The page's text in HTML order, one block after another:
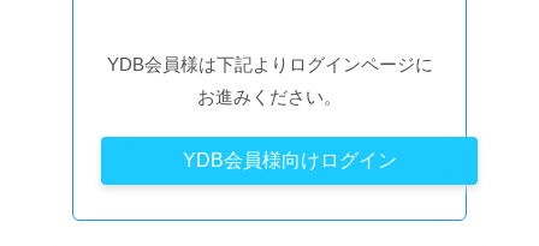
YDB会員様は下記よりログインページに
お進みください。
YDB会員様向けログイン